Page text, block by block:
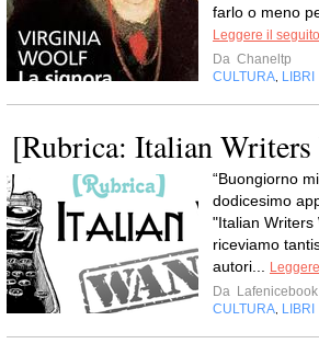
farlo o meno
Leggere il seguito
Da Chaneltp
CULTURA LIBRI
[Rubrica: Italian Writers
“Buongiorno
dodicesimo
"Italian Writers
riceviamo
autori...
Da Lafenicebook
CULTURA LIBRI